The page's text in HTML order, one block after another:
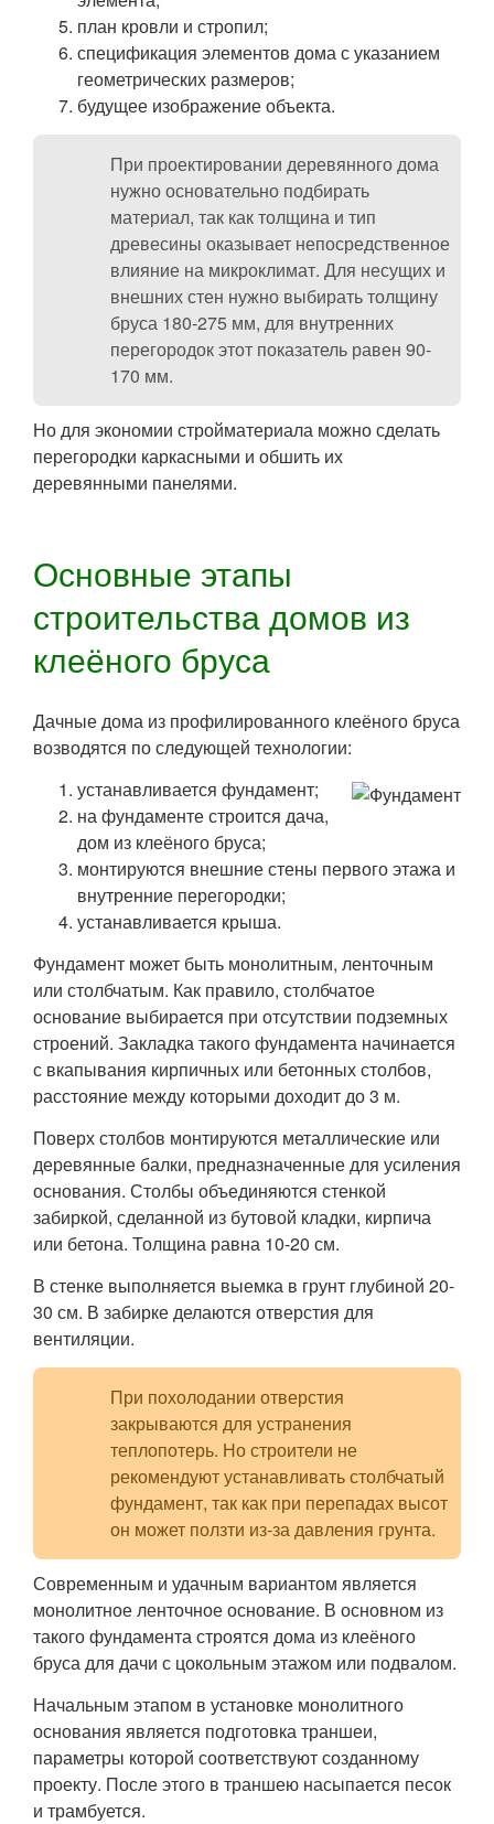
план кровли и стропил;
спецификация элементов дома с указанием
геометрических размеров;
будущее изображение объекта.
При проектировании деревянного дома
нужно основательно подбирать
материал, так как толщина и тип
древесины оказывает непосредственное
влияние на микроклимат. Для несущих и
внешних стен нужно выбирать толщину
бруса 180-275 мм, для внутренних
перегородок этот показатель равен 90-
170 мм.
Но для экономии стройматериала можно сделать
перегородки каркасными и обшить их
деревянными панелями.
Основные этапы
строительства домов из
клеёного бруса
Дачные дома из профилированного клеёного бруса
возводятся по следующей технологии:
устанавливается фундамент;
на фундаменте строится дача,
дом из клеёного бруса;
монтируются внешние стены первого этажа и
внутренние перегородки;
устанавливается крыша.
Фундамент может быть монолитным, ленточным
или столбчатым. Как правило, столбчатое
основание выбирается при отсутствии подземных
строений. Закладка такого фундамента начинается
с вкапывания кирпичных или бетонных столбов,
расстояние между которыми доходит до 3 м.
Поверх столбов монтируются металлические или
деревянные балки, предназначенные для усиления
основания. Столбы объединяются стенкой
забиркой, сделанной из бутовой кладки, кирпича
или бетона. Толщина равна 10-20 см.
В стенке выполняется выемка в грунт глубиной 20-
30 см. В забирке делаются отверстия для
вентиляции.
При похолодании отверстия
закрываются для устранения
теплопотерь. Но строители не
рекомендуют устанавливать столбчатый
фундамент, так как при перепадах высот
он может ползти из-за давления грунта.
Современным и удачным вариантом является
монолитное ленточное основание. В основном из
такого фундамента строятся дома из клеёного
бруса для дачи с цокольным этажом или подвалом.
Начальным этапом в установке монолитного
основания является подготовка траншеи,
параметры которой соответствуют созданному
проекту. После этого в траншею насыпается песок
и трамбуется.